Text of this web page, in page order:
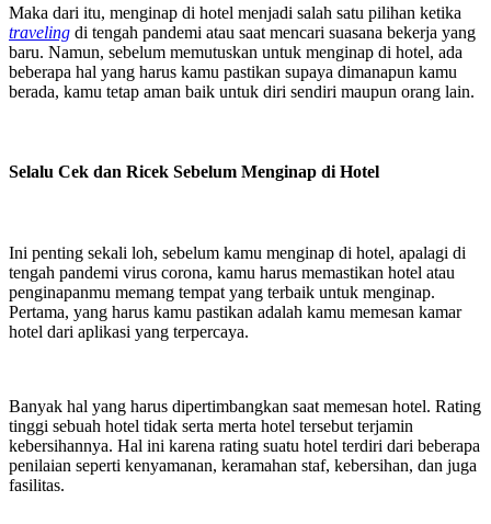
Maka dari itu, menginap di hotel menjadi salah satu pilihan ketika
traveling di tengah pandemi atau saat mencari suasana bekerja yang
baru. Namun, sebelum memutuskan untuk menginap di hotel, ada
beberapa hal yang harus kamu pastikan supaya dimanapun kamu
berada, kamu tetap aman baik untuk diri sendiri maupun orang lain.
Selalu Cek dan Ricek Sebelum Menginap di Hotel
Ini penting sekali loh, sebelum kamu menginap di hotel, apalagi di
tengah pandemi virus corona, kamu harus memastikan hotel atau
penginapanmu memang tempat yang terbaik untuk menginap.
Pertama, yang harus kamu pastikan adalah kamu memesan kamar
hotel dari aplikasi yang terpercaya.
Banyak hal yang harus dipertimbangkan saat memesan hotel. Rating
tinggi sebuah hotel tidak serta merta hotel tersebut terjamin
kebersihannya. Hal ini karena rating suatu hotel terdiri dari beberapa
penilaian seperti kenyamanan, keramahan staf, kebersihan, dan juga
fasilitas.